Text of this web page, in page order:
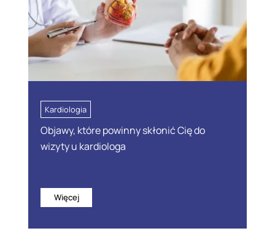
Kardiologia
Objawy, które powinny skłonić Cię do
wizyty u kardiologa
Więcej